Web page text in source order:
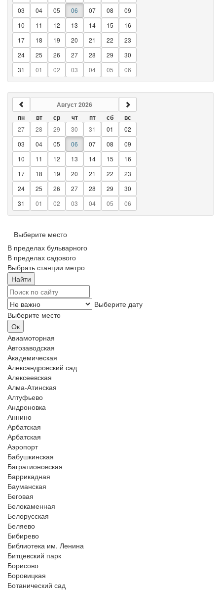
03
04 05 06 07 08
09
10
11 12 13 14 15
16
17
18 19 20 21 22
23
24
25 26 27 28 29
30
31
01 02 03 04 05 06
Август 2026
пн вт ср чт пт сб
вс
27
28 29 30 31 01
02
03
04 05 06 07 08
09
10
11 12 13 14 15
16
17
18 19 20 21 22
23
24
25 26 27 28 29
30
31
01 02 03 04 05 06
Выберите место
В пределах бульварного
В пределах садового
Выбрать станции метро
Выберите дату
Выберите место
Авиамоторная
Автозаводская
Академическая
Александровский сад
Алексеевская
Алма-Атинская
Алтуфьево
Андроновка
Аннино
Арбатская
Арбатская
Аэропорт
Бабушкинская
Багратионовская
Баррикадная
Бауманская
Беговая
Белокаменная
Белорусская
Беляево
Бибирево
Библиотека им. Ленина
Битцевский парк
Борисово
Боровицкая
Ботанический сад